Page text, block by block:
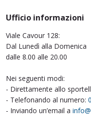
Ufficio informazioni
Viale Cavour 128:
Dal Lunedì alla Domenica
dalle 8.00 alle 20.00
Nei seguenti modi:
- Direttamente allo
- Telefonando al numero:
- Inviando un’email a